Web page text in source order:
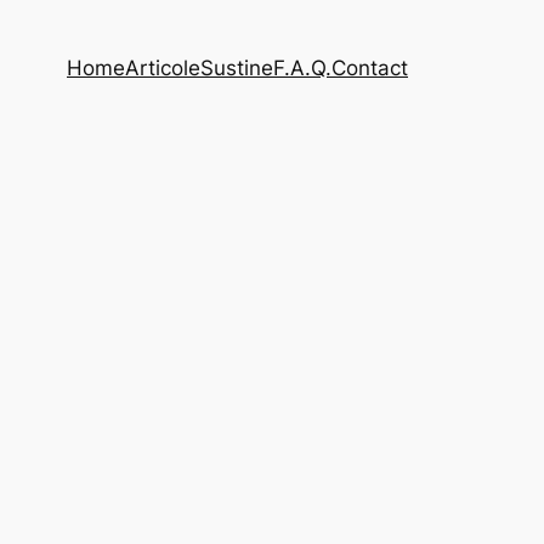
HomeArticoleSustineF.A.Q.Contact